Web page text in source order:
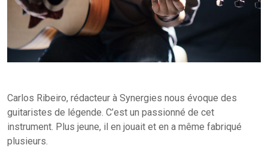
Carlos Ribeiro, rédacteur à Synergies nous évoque des
guitaristes de légende. C’est un passionné de cet
instrument. Plus jeune, il en jouait et en a même fabriqué
plusieurs.